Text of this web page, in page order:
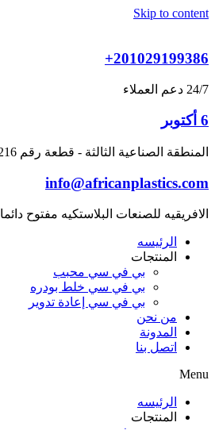
Skip to content
+201029199386
24/7 دعم العملاء
6 أكتوبر
المنطقة الصناعية الثالثة - قطعة رقم 216
info@africanplastics.com
الافريقيه للصنعات البلاستكيه مفتوح دائما
الرئيسه
المنتجات
بي في سي محبب
بي في سي خلط بودره
بي في سي إعادة تدوير
من نحن
المدونة
اتصل بنا
Menu
الرئيسه
المنتجات